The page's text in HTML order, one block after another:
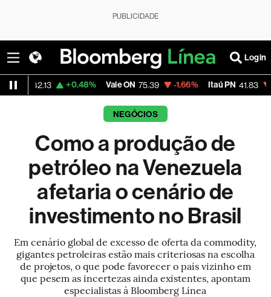
PUBLICIDADE
Login
+0.48% Vale ON 75.39 -1.66% Itaú PN 41.83 -1.30%
NEGÓCIOS
Como a produção de
petróleo na Venezuela
afetaria o cenário de
investimento no Brasil
Em cenário global de excesso de oferta da commodity,
gigantes petroleiras estão mais criteriosas na escolha
de projetos, o que pode favorecer o país vizinho em
que pesem as incertezas ainda existentes, apontam
especialistas à Bloomberg Línea